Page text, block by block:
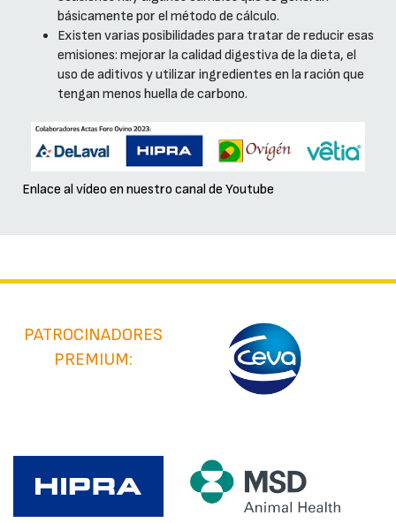
básicamente por el método de cálculo.
Existen varias posibilidades para tratar de reducir esas
emisiones: mejorar la calidad digestiva de la dieta, el
uso de aditivos y utilizar ingredientes en la ración que
tengan menos huella de carbono.
Enlace al vídeo en nuestro canal de Youtube
PATROCINADORES
PREMIUM: